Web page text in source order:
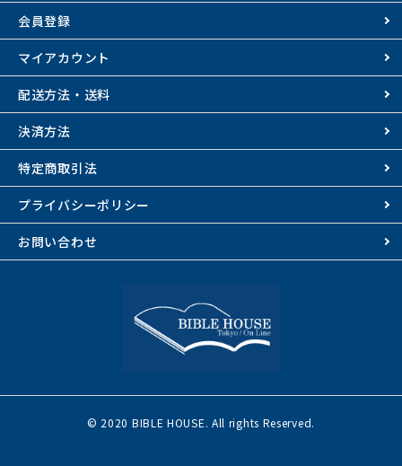
会員登録
マイアカウント
配送方法・送料
決済方法
特定商取引法
プライバシーポリシー
お問い合わせ
© 2020 BIBLE HOUSE. All rights Reserved.